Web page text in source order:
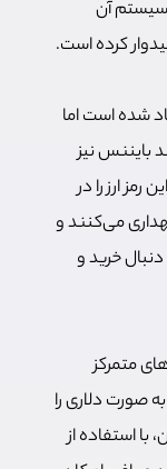
آن
کرده است.
شده است اما
بایننس نیز
رمز ارز را در
می‌کنند و
خرید و
متمرکز
صورت دلاری را
با استفاده از